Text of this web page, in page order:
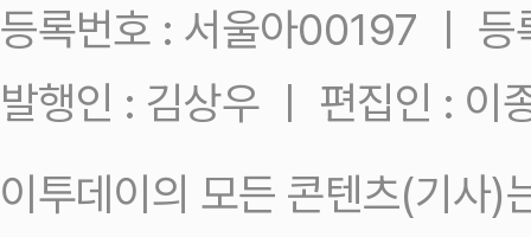
등록번호 : 서울아00197 ㅣ
발행인 : 김상우 ㅣ 편집인 : 이
이투데이의 모든 콘텐츠(기사)